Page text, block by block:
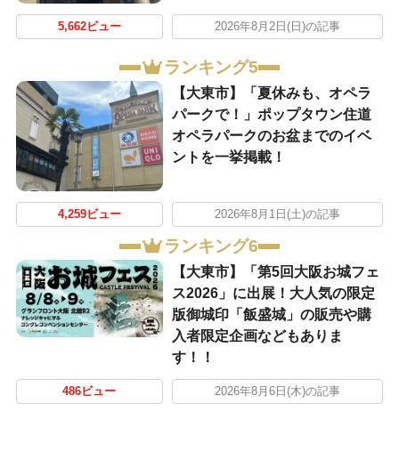
5,662ビュー 2026年8月2日(日)の記事
ランキング5
【大東市】「夏休みも、オペラ
パークで！」ポップタウン住道
オペラパークのお盆までのイベ
ントを一挙掲載！
4,259ビュー 2026年8月1日(土)の記事
ランキング6
【大東市】「第5回大阪お城フェ
ス2026」に出展！大人気の限定
版御城印「飯盛城」の販売や購
入者限定企画などもありま
す！！
486ビュー 2026年8月6日(木)の記事